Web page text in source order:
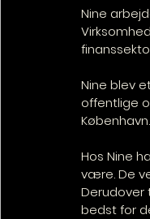
Nine
Nine blev
offentlige
København.
Hos Nine
være. De
Derudover
bedst for